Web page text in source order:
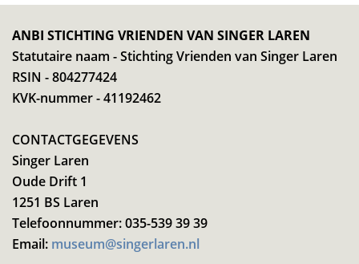
ANBI STICHTING VRIENDEN VAN SINGER LAREN
Statutaire naam - Stichting Vrienden van Singer Laren
RSIN - 804277424
KVK-nummer - 41192462
CONTACTGEGEVENS
Singer Laren
Oude Drift 1
1251 BS Laren
Telefoonnummer: 035-539 39 39
Email: museum@singerlaren.nl